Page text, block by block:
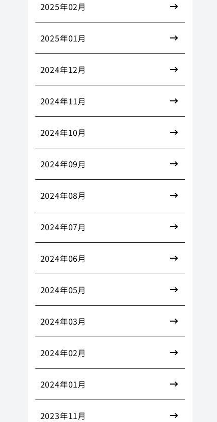
2025年02月
2025年01月
2024年12月
2024年11月
2024年10月
2024年09月
2024年08月
2024年07月
2024年06月
2024年05月
2024年03月
2024年02月
2024年01月
2023年11月